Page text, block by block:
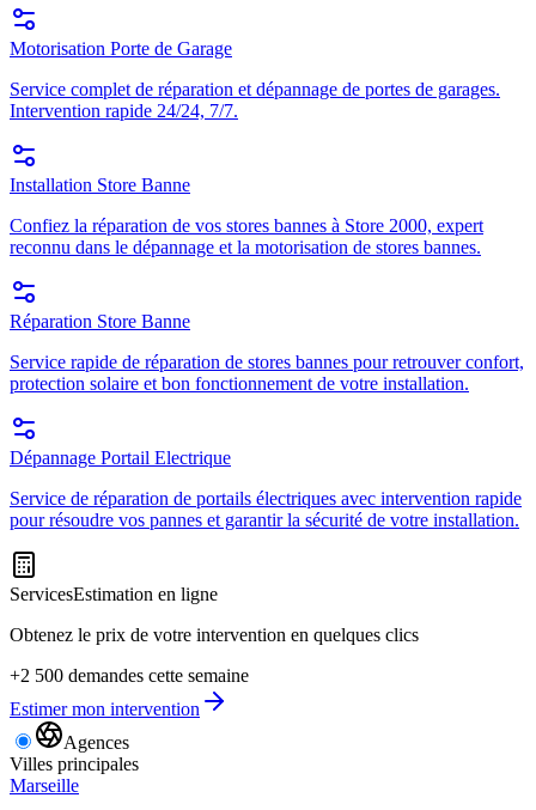
Motorisation Porte de Garage
Service complet de réparation et dépannage de portes de garages.
Intervention rapide 24/24, 7/7.
Installation Store Banne
Confiez la réparation de vos stores bannes à Store 2000, expert
reconnu dans le dépannage et la motorisation de stores bannes.
Réparation Store Banne
Service rapide de réparation de stores bannes pour retrouver confort,
protection solaire et bon fonctionnement de votre installation.
Dépannage Portail Electrique
Service de réparation de portails électriques avec intervention rapide
pour résoudre vos pannes et garantir la sécurité de votre installation.
ServicesEstimation en ligne
Obtenez le prix de votre intervention en quelques clics
+2 500 demandes cette semaine
Estimer mon intervention
Agences
Villes principales
Marseille